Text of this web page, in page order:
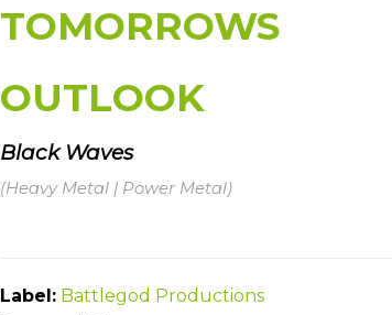
TOMORROWS
OUTLOOK
Black Waves
(Heavy Metal | Power Metal)
Label: Battlegod Productions